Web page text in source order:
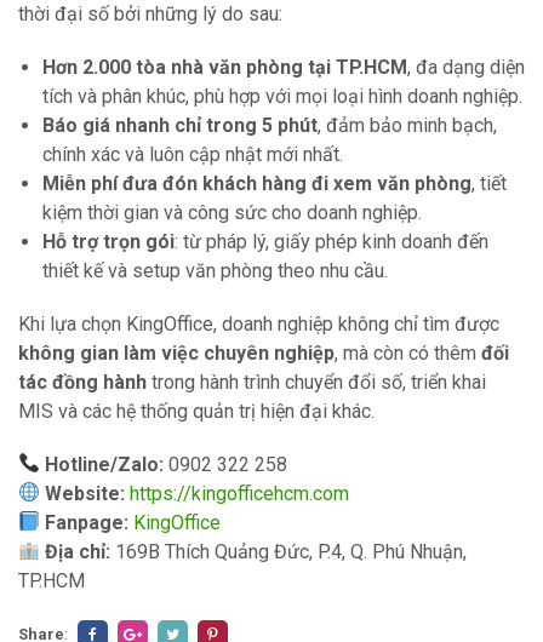
thời đại số bởi những lý do sau:
Hơn 2.000 tòa nhà văn phòng tại TP.HCM, đa dạng diện
tích và phân khúc, phù hợp với mọi loại hình doanh nghiệp.
Báo giá nhanh chỉ trong 5 phút, đảm bảo minh bạch,
chính xác và luôn cập nhật mới nhất.
Miễn phí đưa đón khách hàng đi xem văn phòng, tiết
kiệm thời gian và công sức cho doanh nghiệp.
Hỗ trợ trọn gói: từ pháp lý, giấy phép kinh doanh đến
thiết kế và setup văn phòng theo nhu cầu.
Khi lựa chọn KingOffice, doanh nghiệp không chỉ tìm được
không gian làm việc chuyên nghiệp, mà còn có thêm đối
tác đồng hành trong hành trình chuyển đổi số, triển khai
MIS và các hệ thống quản trị hiện đại khác.
Hotline/Zalo: 0902 322 258
Website: https://kingofficehcm.com
Fanpage: KingOffice
Địa chỉ: 169B Thích Quảng Đức, P.4, Q. Phú Nhuận,
TP.HCM
Share: